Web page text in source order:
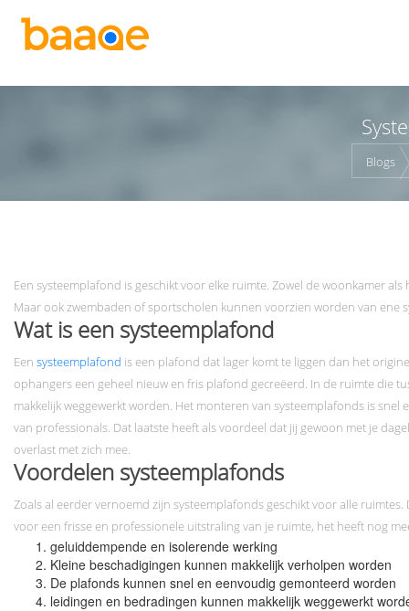
Blogs
Een systeemplafond is geschikt voor elke ruimte. Zowel de woonkamer
Maar ook zwembaden of sportscholen kunnen voorzien worden van ene
Wat is een systeemplafond
Een systeemplafond is een plafond dat lager komt te liggen dan het
ophangers een geheel nieuw en fris plafond gecreëerd. In de ruimte die
makkelijk weggewerkt worden. Het monteren van systeemplafonds is
van professionals. Dat laatste heeft als voordeel dat jij gewoon met je
overlast met zich mee.
Voordelen systeemplafonds
Zoals al eerder vernoemd zijn systeemplafonds geschikt voor alle
voor een frisse en professionele uitstraling van je ruimte, het heeft nog
geluiddempende en isolerende werking
Kleine beschadigingen kunnen makkelijk verholpen worden
De plafonds kunnen snel en eenvoudig gemonteerd worden
leidingen en bedradingen kunnen makkelijk weggewerkt